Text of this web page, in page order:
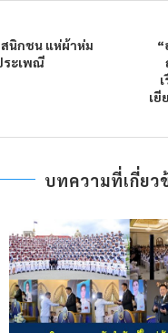
นิกชน แห่ผ้าห่ม
ระเพณี
เยี
บทความที่เกี่ยว